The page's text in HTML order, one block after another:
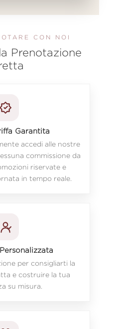
CON NOI
Prenotazione
Garantita
accedi alle nostre
commissione da
riservate e
in tempo reale.
per consigliarti la
e costruire la tua
su misura.